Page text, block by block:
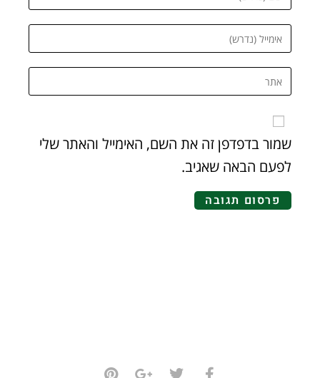
שמור בדפדפן זה את השם, האימייל והאתר שלי
לפעם הבאה שאגיב.